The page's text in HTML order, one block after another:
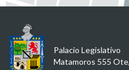
Palacio Legislativo
Matamoros 555